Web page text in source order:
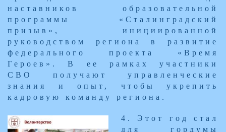
наставников образовательной
программы «Сталинградский
призыв», инициированной
руководством региона в развитие
федерального проекта «Время
Героев». В ее рамках участники
СВО получают управленческие
знания и опыт, чтобы укрепить
кадровую команду региона.
​4. Этот год стал
для гордумы